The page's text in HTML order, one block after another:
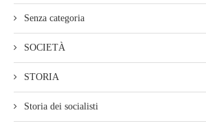
Senza categoria
SOCIETÀ
STORIA
Storia dei socialisti